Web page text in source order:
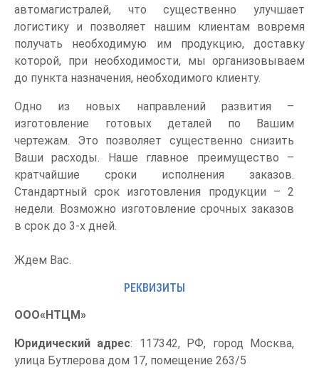
автомагистралей, что существенно улучшает
логистику и позволяет нашим клиентам вовремя
получать необходимую им продукцию, доставку
которой, при необходимости, мы организовываем
до пункта назначения, необходимого клиенту.
Одно из новых направлений развития –
изготовление готовых деталей по Вашим
чертежам. Это позволяет существенно снизить
Ваши расходы. Наше главное преимущество –
кратчайшие сроки исполнения заказов.
Стандартный срок изготовления продукции – 2
недели. Возможно изготовление срочных заказов
в срок до 3-х дней.
Ждем Вас.
РЕКВИЗИТЫ
ООО«НТЦМ»
Юридический адрес: 117342, РФ, город Москва,
улица Бутлерова дом 17, помещение 263/5